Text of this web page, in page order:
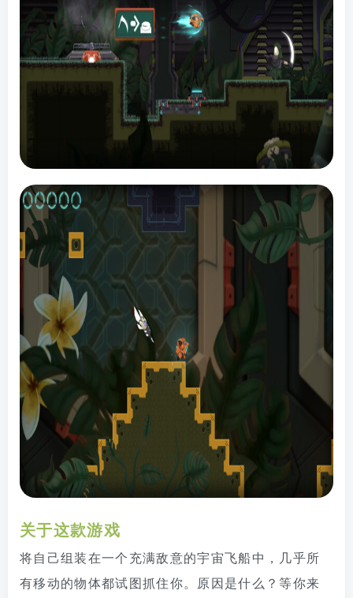
关于这款游戏
将自己组装在一个充满敌意的宇宙飞船中，几乎所
有移动的物体都试图抓住你。原因是什么？等你来